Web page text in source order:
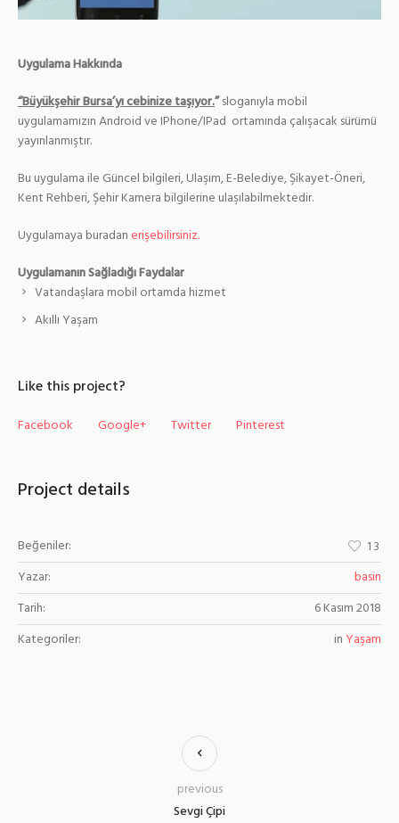
Uygulama Hakkında
“Büyükşehir Bursa’yı cebinize taşıyor.”sloganıyla mobil
uygulamamızın Android ve IPhone/IPad ortamında çalışacak sürümü
yayınlanmıştır.
Bu uygulama ile Güncel bilgileri, Ulaşım, E-Belediye, Şikayet-Öneri,
Kent Rehberi, Şehir Kamera bilgilerine ulaşılabilmektedir.
Uygulamaya buradan erişebilirsiniz.
Uygulamanın Sağladığı Faydalar
Vatandaşlara mobil ortamda hizmet
Akıllı Yaşam
Like this project?
Facebook Google+ Twitter Pinterest
Project details
Beğeniler:
13
Yazar:
basin
Tarih:
6 Kasım 2018
Kategoriler:
in Yaşam
Sevgi Çipi
previous